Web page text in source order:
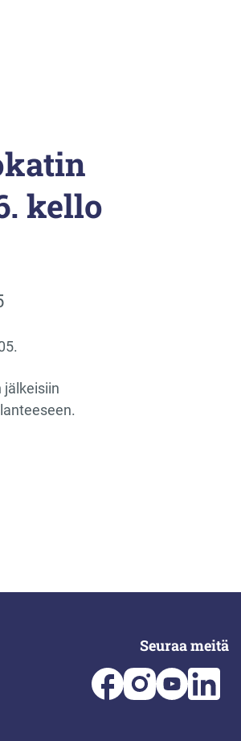
kello
jälkeisiin
Seuraa meitä